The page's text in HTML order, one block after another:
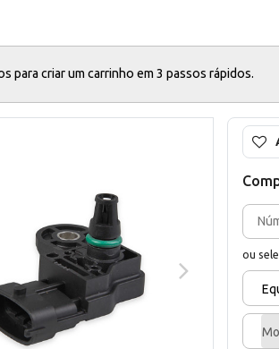
para criar um carrinho em 3 passos rápidos.
ou